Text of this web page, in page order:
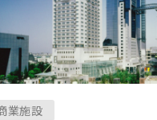
業施設